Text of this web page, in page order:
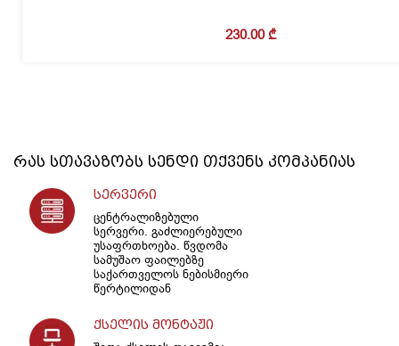
230.00₾
რას სთავაზობს სენდი თქვენს კომპანიას
სერვერი
ცენტრალიზებული
სერვერი. გაძლიერებული
უსაფრთხოება. წვდომა
სამუშაო ფაილებზე
საქართველოს ნებისმიერი
წერტილიდან
ქსელის მონტაჟი